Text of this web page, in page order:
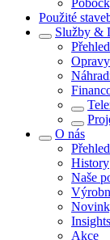
Použité
Služby &
Přehled
O nás
Přehled
History
Naše
Insights
Akce